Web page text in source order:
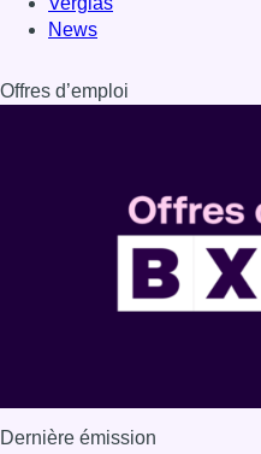
News
Offres d’emploi
Dernière émission